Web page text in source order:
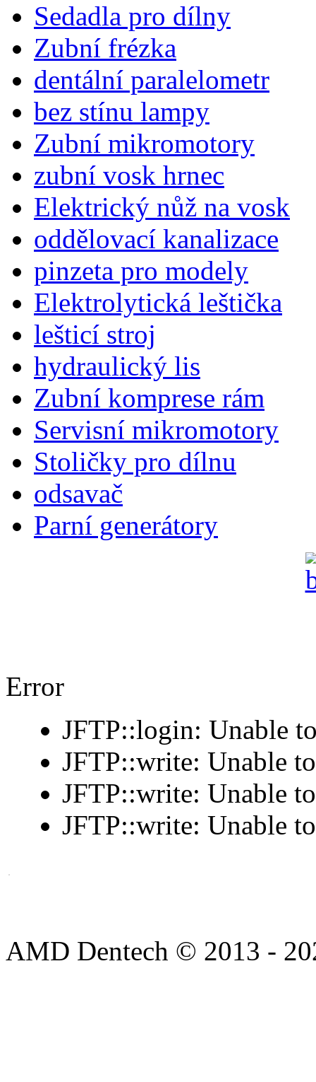
Sedadla pro dílny
Zubní frézka
dentální paralelometr
bez stínu lampy
Zubní mikromotory
zubní vosk hrnec
Elektrický nůž na vosk
oddělovací kanalizace
pinzeta pro modely
Elektrolytická leštička
lešticí stroj
hydraulický lis
Zubní komprese rám
Servisní mikromotory
Stoličky pro dílnu
odsavač
Parní generátory
Error
JFTP::login: Unable
JFTP::write: Unable
JFTP::write: Unable
JFTP::write: Unable
.
AMD Dentech © 2013 -